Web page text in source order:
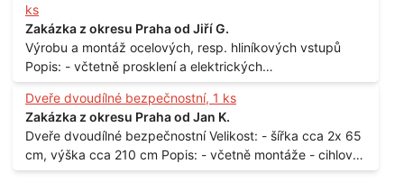
ks
Zakázka z okresu Praha od Jiří G.
Výrobu a montáž ocelových, resp. hliníkových vstupů
Popis: - včtetně prosklení a elektrických
samozamýkacích zámků pro panelový dům - jedná se o
vchodové dveře umístěné v zarámovaném a proskleném
portálu - předmětem dodávky bude i demontáž
stávajících a už nevyhovujících prosklených,
umělohmotných vstupů Množství: - 8 ks Lokalita: - 7, 9,
Dveře dvoudílné bezpečnostní, 1 ks
Zakázka z okresu Praha od Jan K.
Dveře dvoudílné bezpečnostní Velikost: - šířka cca 2x 65
cm, výška cca 210 cm Popis: - včetně montáže - cihlový
dům, 2. patro - vchod z chodby - rozměry bez zárubní